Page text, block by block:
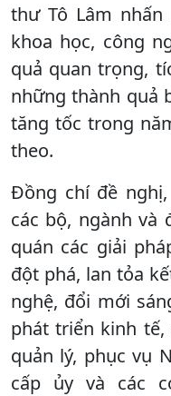
thư Tô Lâm nhấn
khoa học, công
quả quan trọng,
những thành quả
tăng tốc trong
theo.
Đồng chí đề
các bộ, ngành và
quán các giải
đột phá, lan tỏa
nghệ, đổi mới
phát triển kinh tế,
quản lý, phục vụ
cấp ủy và các